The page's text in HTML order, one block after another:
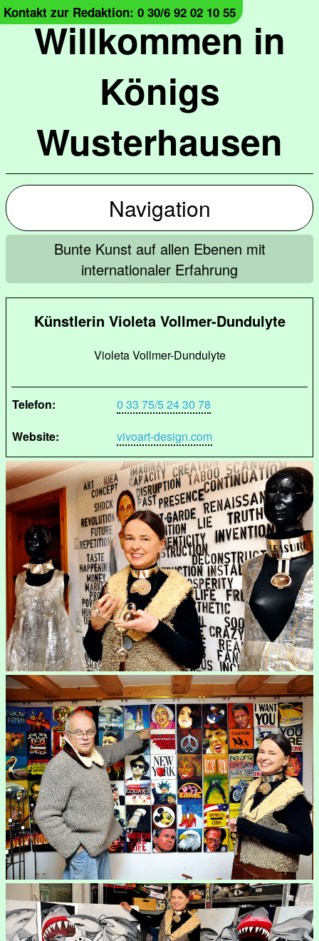
Willkommen in
Königs
Wusterhausen
Kontakt zur Redaktion: 0 30/6 92 02 10 55
Navigation
Bunte Kunst auf allen Ebenen mit
internationaler Erfahrung
Künstlerin Violeta Vollmer-Dundulyte
Violeta Vollmer-Dundulyte
Telefon:
0 33 75/5 24 30 78
Website:
vivoart-design.com